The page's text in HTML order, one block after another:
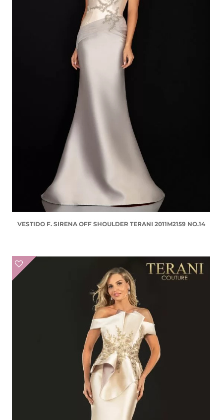
VESTIDO F. SIRENA OFF SHOULDER TERANI 2011M2159 NO.14